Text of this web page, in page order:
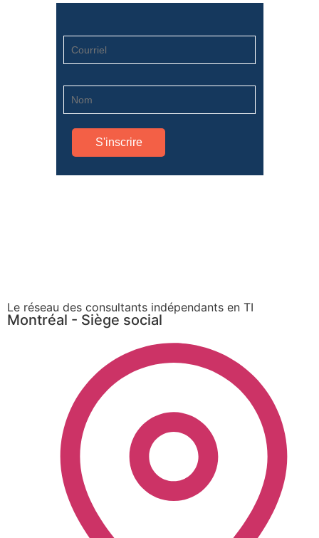
Le réseau des consultants indépendants en TI
Montréal - Siège social